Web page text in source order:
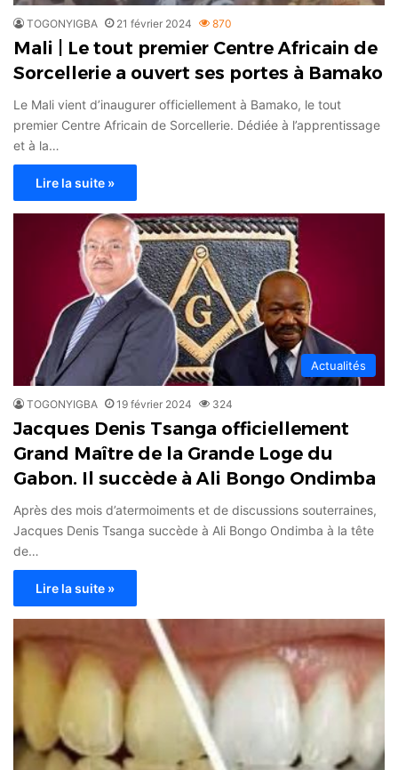
TOGONYIGBA 21 février 2024 870
Mali | Le tout premier Centre Africain de
Sorcellerie a ouvert ses portes à Bamako
Le Mali vient d’inaugurer officiellement à Bamako, le tout
premier Centre Africain de Sorcellerie. Dédiée à l’apprentissage
et à la…
Lire la suite »
Actualités
TOGONYIGBA 19 février 2024 324
Jacques Denis Tsanga officiellement
Grand Maître de la Grande Loge du
Gabon. Il succède à Ali Bongo Ondimba
Après des mois d’atermoiments et de discussions souterraines,
Jacques Denis Tsanga succède à Ali Bongo Ondimba à la tête
de…
Lire la suite »